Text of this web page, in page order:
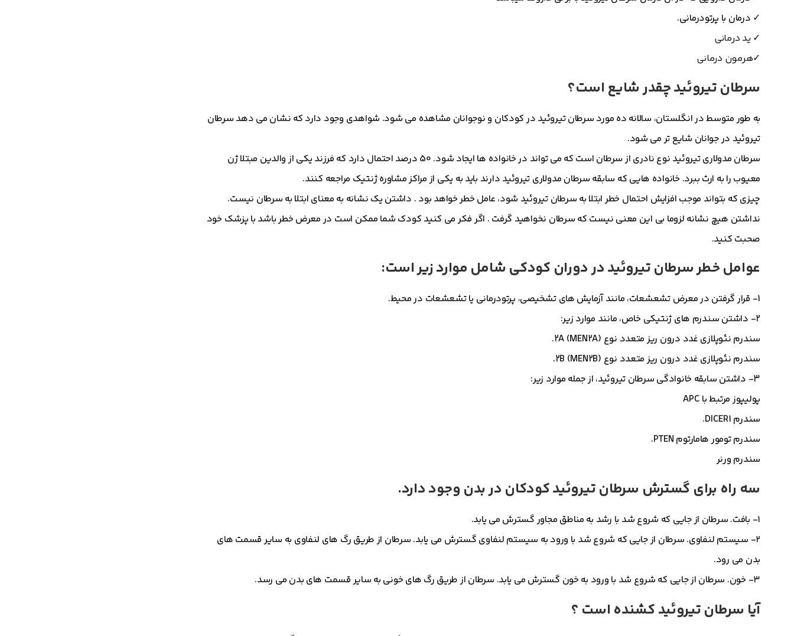
✓ درمان با پرتودرمانی.
✓ ید درمانی
✓هرمون درمانی
سرطان تیروئید چقدر شایع است؟
به طور متوسط ​​در انگلستان، سالانه ده مورد سرطان تیروئید در کودکان و نوجوانان مشاهده می شود. شواهدی وجود دارد که نشان می دهد سرطان
تیروئید در جوانان شایع تر می شود.
سرطان مدولاری تیروئید نوع نادری از سرطان است که می تواند در خانواده ها ایجاد شود. 50 درصد احتمال دارد که فرزند یکی از والدین مبتلا ژن
معیوب را به ارث ببرد. خانواده هایی که سابقه سرطان مدولاری تیروئید دارند باید به یکی از مراکز مشاوره ژنتیک مراجعه کنند.
چیزی که بتواند موجب افزایش احتمال خطر ابتلا به سرطان تیروئید شود، عامل خطر خواهد بود . داشتن یک نشانه به معنای ابتلا به سرطان نیست.
نداشتن هیچ نشانه لزوما بی این معنی نیست که سرطان نخواهید گرفت . اگر فکر می کنید کودک شما ممکن است در معرض خطر باشد با پزشک خود
صحبت کنید.
عوامل خطر سرطان تیروئید در دوران کودکی شامل موارد زیر است:
1- قرار گرفتن در معرض تشعشعات، مانند آزمایش های تشخیصی، پرتودرمانی یا تشعشعات در محیط.
2- داشتن سندرم های ژنتیکی خاص، مانند موارد زیر:
سندرم نئوپلازی غدد درون ریز متعدد نوع 2A (MEN2A).
سندرم نئوپلازی غدد درون ریز متعدد نوع 2B (MEN2B).
3- داشتن سابقه خانوادگی سرطان تیروئید، از جمله موارد زیر:
پولیپوز مرتبط با APC
سندرم DICER1.
سندرم تومور هامارتوم PTEN.
سندرم ورنر
سه راه برای گسترش سرطان تیروئید کودکان در بدن وجود دارد.
۱- بافت. سرطان از جایی که شروع شد با رشد به مناطق مجاور گسترش می یابد.
۲- سیستم لنفاوی. سرطان از جایی که شروع شد با ورود به سیستم لنفاوی گسترش می یابد. سرطان از طریق رگ های لنفاوی به سایر قسمت های
بدن می رود.
۳- خون. سرطان از جایی که شروع شد با ورود به خون گسترش می یابد. سرطان از طریق رگ های خونی به سایر قسمت های بدن می رسد.
آيا سرطان تیروئید کشنده است ؟